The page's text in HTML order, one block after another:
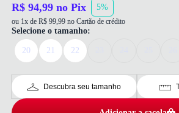
R$ 94,99 no Pix 5%
ou 1x de R$ 99,99 no Cartão de crédito
Selecione o tamanho:
20 21 22
Descubra seu tamanho